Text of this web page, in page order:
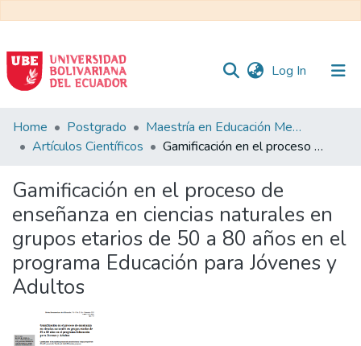
Log In (current)
Communities
&
All of DSpace
Statistics
Home Postgrado
Maestría en Educación Mención en Pedagogía en Entornos Digitales
Artículos Científicos
Gamificación en el proceso de enseñanza en ciencias naturales en grupos etarios de 50 a 80 años en el programa Educación para Jóvenes y Adultos
Gamificación en el proceso de
enseñanza en ciencias naturales en
grupos etarios de 50 a 80 años en el
programa Educación para Jóvenes y
Adultos